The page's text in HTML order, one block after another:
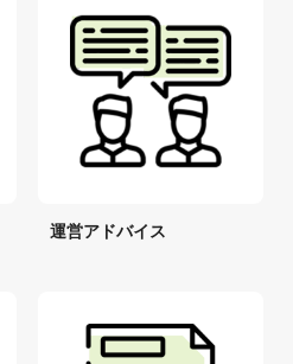
運営アドバイス